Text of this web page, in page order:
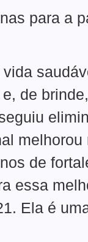
para a
de
melhorou
de
essa
Ela é